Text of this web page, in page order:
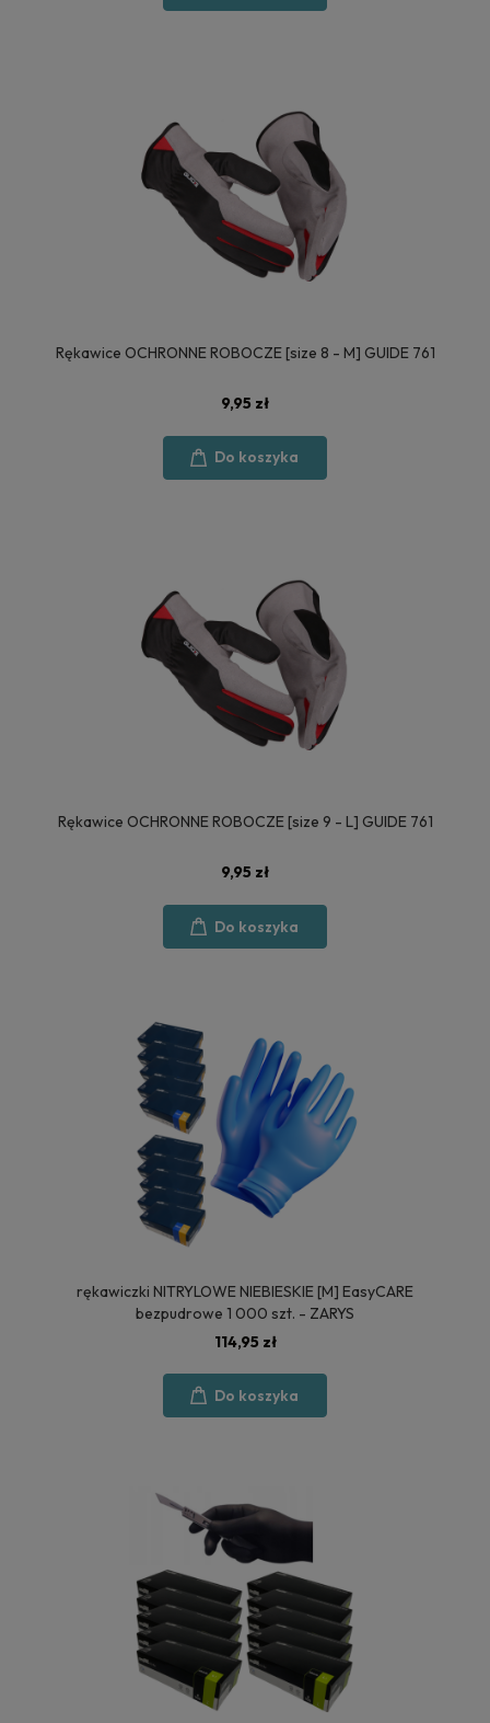
Rękawice OCHRONNE ROBOCZE [size 8 - M] GUIDE 761
9,95 zł
Do koszyka
Rękawice OCHRONNE ROBOCZE [size 9 - L] GUIDE 761
9,95 zł
Do koszyka
rękawiczki NITRYLOWE NIEBIESKIE [M] EasyCARE
bezpudrowe 1 000 szt. - ZARYS
114,95 zł
Do koszyka